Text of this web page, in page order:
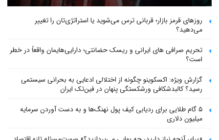
روزهای قرمز بازار؛ قربانی ترس می‌شوید یا استراتژی‌تان را تغییر
می‌دهید؟
تحریم صرافی های ایرانی و ریسک حضانتی؛ دارایی‌هایمان واقعاً در خطر
است؟
گزارش ویژه: اکسکوینو چگونه از اختلالی ادعایی به بحرانی سیستمی
رسید؟ کالبدشکافی ورشکستگی پنهان در فین‌تک ایران
۵ گام طلایی برای ردیابی کیف پول‌ نهنگ‌ها و به دست آوردن سرمایه
میلیون دلاری